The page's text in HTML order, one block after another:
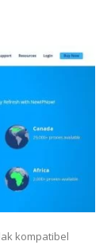
kompatibel